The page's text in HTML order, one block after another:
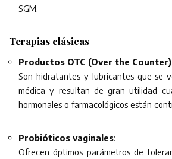
SGM.
Terapias clásicas
Productos OTC (Over the
Son hidratantes y lubricantes que se
médica y resultan de gran utilidad
hormonales o farmacológicos están
Probióticos vaginales:
Ofrecen óptimos parámetros de